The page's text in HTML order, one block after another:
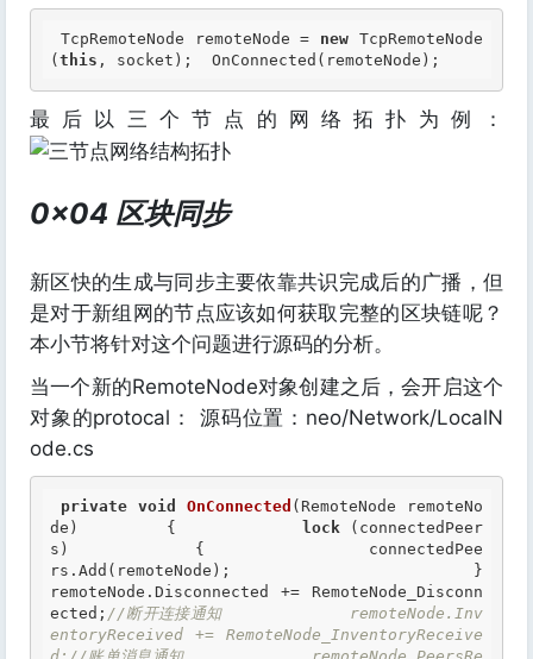
TcpRemoteNode remoteNode = new TcpRemoteNode
(this , socket);  OnConnected(remoteNode);
最后以三个节点的网络拓扑为例：
0x04 区块同步
新区快的生成与同步主要依靠共识完成后的广播，但
是对于新组网的节点应该如何获取完整的区块链呢？
本小节将针对这个问题进行源码的分析。
当一个新的RemoteNode对象创建之后，会开启这个
对象的protocal： 源码位置：neo/Network/LocalN
ode.cs
private void OnConnected (RemoteNode remoteNo
de)         {
lock (connectedPeer
s)             {                 connectedPee
rs.Add(remoteNode);             }
remoteNode.Disconnected += RemoteNode_Disconn
ected; //断开连接通知             remoteNode.Inv
entoryReceived += RemoteNode_InventoryReceive